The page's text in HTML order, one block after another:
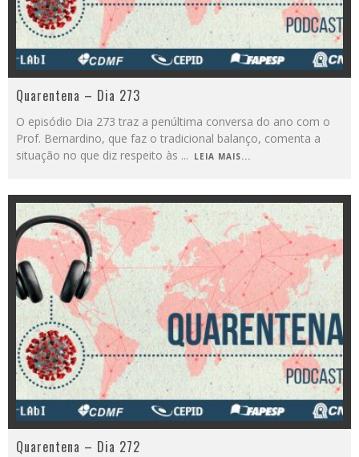
Quarentena – Dia 273
O episódio Dia 273 traz a penúltima conversa do ano com o
Prof. Bernardino, que faz o tradicional balanço, comenta a
situação no que diz respeito às ... LEIA MAIS...
Quarentena – Dia 272